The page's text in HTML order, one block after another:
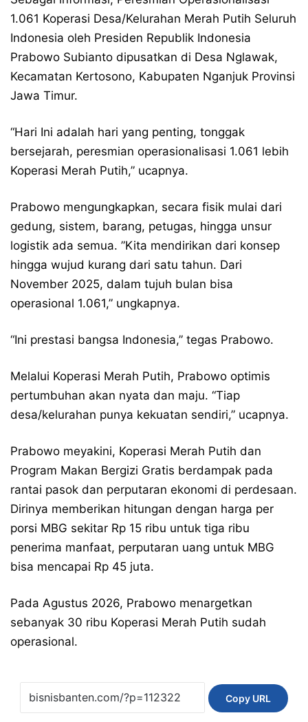
1.061 Koperasi Desa/Kelurahan Merah Putih Seluruh
Indonesia oleh Presiden Republik Indonesia
Prabowo Subianto dipusatkan di Desa Nglawak,
Kecamatan Kertosono, Kabupaten Nganjuk Provinsi
Jawa Timur.
“Hari Ini adalah hari yang penting, tonggak
bersejarah, peresmian operasionalisasi 1.061 lebih
Koperasi Merah Putih,” ucapnya.
Prabowo mengungkapkan, secara fisik mulai dari
gedung, sistem, barang, petugas, hingga unsur
logistik ada semua. ”Kita mendirikan dari konsep
hingga wujud kurang dari satu tahun. Dari
November 2025, dalam tujuh bulan bisa
operasional 1.061,” ungkapnya.
“Ini prestasi bangsa Indonesia,” tegas Prabowo.
Melalui Koperasi Merah Putih, Prabowo optimis
pertumbuhan akan nyata dan maju. “Tiap
desa/kelurahan punya kekuatan sendiri,” ucapnya.
Prabowo meyakini, Koperasi Merah Putih dan
Program Makan Bergizi Gratis berdampak pada
rantai pasok dan perputaran ekonomi di perdesaan.
Dirinya memberikan hitungan dengan harga per
porsi MBG sekitar Rp 15 ribu untuk tiga ribu
penerima manfaat, perputaran uang untuk MBG
bisa mencapai Rp 45 juta.
Pada Agustus 2026, Prabowo menargetkan
sebanyak 30 ribu Koperasi Merah Putih sudah
operasional.
Copy URL